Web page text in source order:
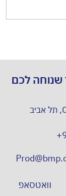
שנוחה לכם
וואטסאפ